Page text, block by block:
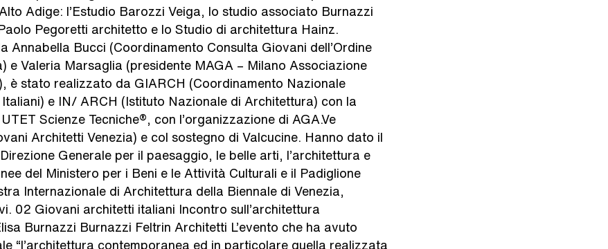
Adige: l’Estudio Barozzi Veiga, lo studio associato Burnazzi
Pegoretti architetto e lo Studio di architettura Hainz.
Annabella Bucci (Coordinamento Consulta Giovani dell’Ordine
e Valeria Marsaglia (presidente MAGA – Milano Associazione
è stato realizzato da GIARCH (Coordinamento Nazionale
e IN/ ARCH (Istituto Nazionale di Architettura) con la
Scienze Tecniche®, con l’organizzazione di AGA.Ve
Architetti Venezia) e col sostegno di Valcucine. Hanno dato il
Generale per il paesaggio, le belle arti, l’architettura e
del Ministero per i Beni e le Attività Culturali e il Padiglione
Internazionale di Architettura della Biennale di Venezia,
02 Giovani architetti italiani Incontro sull’architettura
Burnazzi Burnazzi Feltrin Architetti L’evento che ha avuto
“l’architettura contemporanea ed in particolare quella realizzata